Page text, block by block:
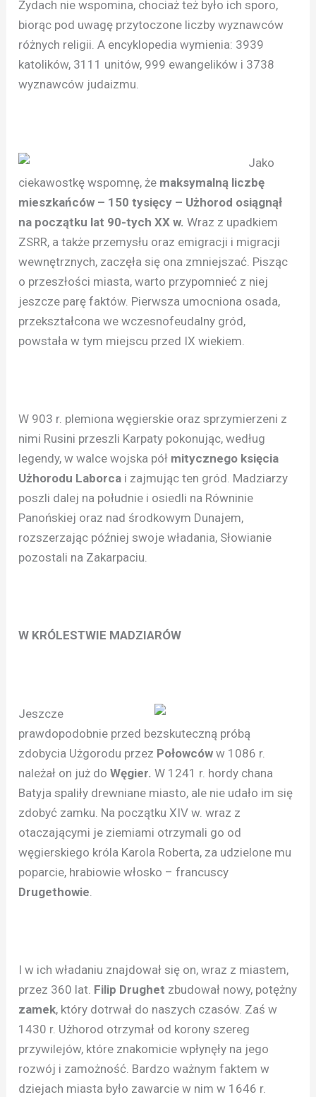
Żydach nie wspomina, chociaż też było ich sporo,
biorąc pod uwagę przytoczone liczby wyznawców
różnych religii. A encyklopedia wymienia: 3939
katolików, 3111 unitów, 999 ewangelików i 3738
wyznawców judaizmu.
Jako
ciekawostkę wspomnę, że maksymalną liczbę
mieszkańców – 150 tysięcy – Użhorod osiągnął
na początku lat 90-tych XX w.Wraz z upadkiem
ZSRR, a także przemysłu oraz emigracji i migracji
wewnętrznych, zaczęła się ona zmniejszać. Pisząc
o przeszłości miasta, warto przypomnieć z niej
jeszcze parę faktów. Pierwsza umocniona osada,
przekształcona we wczesnofeudalny gród,
powstała w tym miejscu przed IX wiekiem.
W 903 r. plemiona węgierskie oraz sprzymierzeni z
nimi Rusini przeszli Karpaty pokonując, według
legendy, w walce wojska pół mitycznego księcia
Użhorodu Laborca i zajmując ten gród. Madziarzy
poszli dalej na południe i osiedli na Równinie
Panońskiej oraz nad środkowym Dunajem,
rozszerzając później swoje władania, Słowianie
pozostali na Zakarpaciu.
W KRÓLESTWIE MADZIARÓW
Jeszcze
prawdopodobnie przed bezskuteczną próbą
zdobycia Użgorodu przez Połowców w 1086 r.
należał on już doWęgier. W 1241 r. hordy chana
Batyja spaliły drewniane miasto, ale nie udało im się
zdobyć zamku. Na początku XIV w. wraz z
otaczającymi je ziemiami otrzymali go od
węgierskiego króla Karola Roberta, za udzielone mu
poparcie, hrabiowie włosko – francuscy
Drugethowie
I w ich władaniu znajdował się on, wraz z miastem,
przez 360 lat. Filip Drughet zbudował nowy, potężny
zamek, który dotrwał do naszych czasów. Zaś w
1430 r. Użhorod otrzymał od korony szereg
przywilejów, które znakomicie wpłynęły na jego
rozwój i zamożność. Bardzo ważnym faktem w
dziejach miasta było zawarcie w nim w 1646 r.